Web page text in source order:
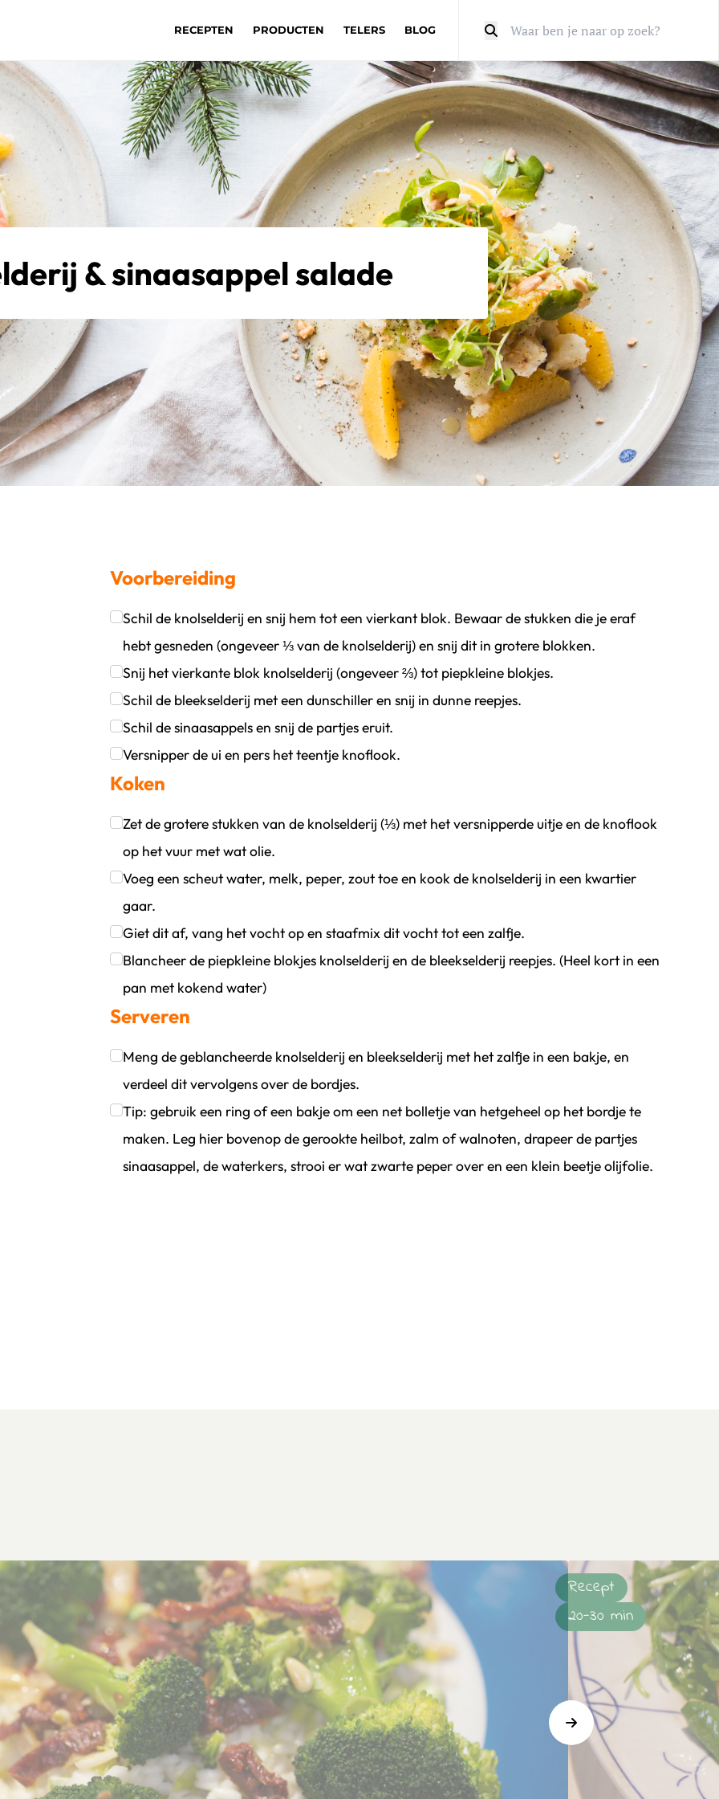
RECEPTEN PRODUCTEN TELERS BLOG
& sinaasappel salade
persoon
Voorbereiding
Schil de knolselderij en snij hem tot een vierkant blok. Bewaar de stukken die je eraf
hebt gesneden (ongeveer ⅓ van de knolselderij) en snij dit in grotere blokken.
Klik om dit selectievakje aan te vinken
Snij het vierkante blok knolselderij (ongeveer ⅔) tot piepkleine blokjes.
Klik om dit selectievakje aan te vinken
Schil de bleekselderij met een dunschiller en snij in dunne reepjes.
Klik om dit selectievakje aan te vinken
Schil de sinaasappels en snij de partjes eruit.
Klik om dit selectievakje aan te vinken
Versnipper de ui en pers het teentje knoflook.
Klik om dit selectievakje aan te vinken
Koken
Zet de grotere stukken van de knolselderij (⅓) met het versnipperde uitje en de knoflook
op het vuur met wat olie.
Klik om dit selectievakje aan te vinken
Voeg een scheut water, melk, peper, zout toe en kook de knolselderij in een kwartier
gaar.
Klik om dit selectievakje aan te vinken
Giet dit af, vang het vocht op en staafmix dit vocht tot een zalfje.
Klik om dit selectievakje aan te vinken
Blancheer de piepkleine blokjes knolselderij en de bleekselderij reepjes. (Heel kort in een
pan met kokend water)
Klik om dit selectievakje aan te vinken
Serveren
Meng de geblancheerde knolselderij en bleekselderij met het zalfje in een bakje, en
verdeel dit vervolgens over de bordjes.
Klik om dit selectievakje aan te vinken
Tip: gebruik een ring of een bakje om een net bolletje van hetgeheel op het bordje te
maken. Leg hier bovenop de gerookte heilbot, zalm of walnoten, drapeer de partjes
sinaasappel, de waterkers, strooi er wat zwarte peper over en een klein beetje olijfolie.
Recept
20-30 min